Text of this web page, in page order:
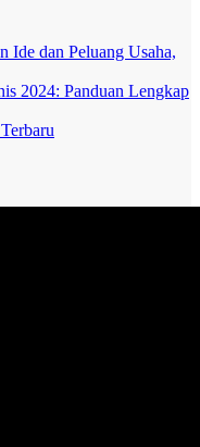
Ide dan Peluang Usaha,
2024: Panduan Lengkap